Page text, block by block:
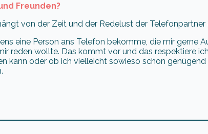
Freunden?
von der Zeit und der Redelust der Telefonpartner
eine Person ans Telefon bekomme, die mir gerne
reden wollte. Das kommt vor und das respektiere
kann oder ob ich vielleicht sowieso schon